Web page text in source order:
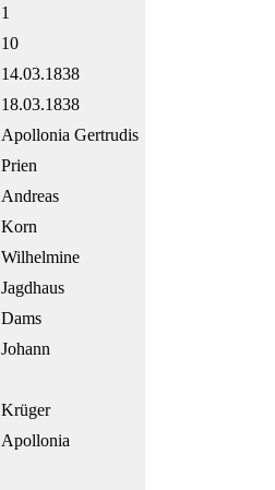
1
10
14.03.1838
18.03.1838
Apollonia Gertrudis
Prien
Andreas
Korn
Wilhelmine
Jagdhaus
Dams
Johann
Krüger
Apollonia